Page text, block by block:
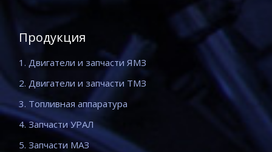
Продукция
1. Двигатели и запчасти ЯМЗ
2. Двигатели и запчасти ТМЗ
3. Топливная аппаратура
4. Запчасти УРАЛ
5. Запчасти МАЗ